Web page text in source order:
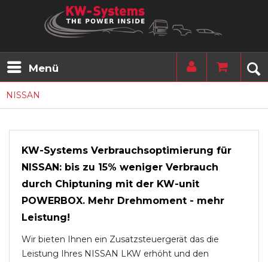
Menü
NISSAN
KW-Systems Verbrauchsoptimierung für
NISSAN: bis zu 15% weniger Verbrauch
durch Chiptuning mit der KW-unit
POWERBOX. Mehr Drehmoment - mehr
Leistung!
Wir bieten Ihnen ein Zusatzsteuergerät das die
Leistung Ihres NISSAN LKW erhöht und den